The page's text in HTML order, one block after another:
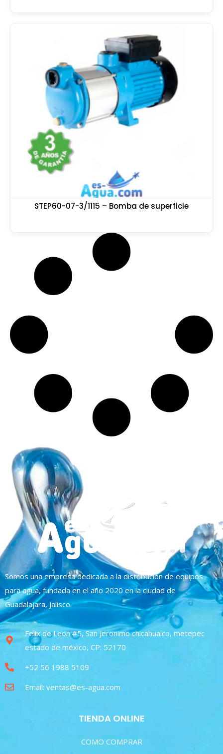
STEP60-07-3/1115 – Bomba de superficie
Somos una empresa dedicada a la distribución de equipos
para agua, fundada en el año 2020 en la ciudad de
Guadalajara, Jalisco.
Felix de Leon #5, San Jeronimo chicahualco, metepec
estado de méxico, CP: 52170
+52 56 1988 5109
Email: ventas@es-agua.com
TIENDA ONLINE
COMO COMPRAR